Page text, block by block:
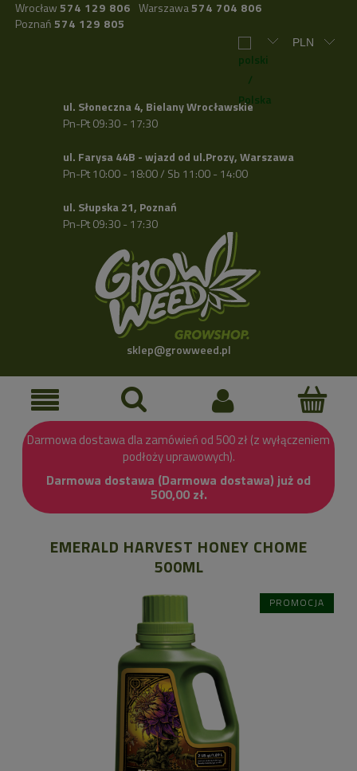
Wrocław 574 129 806 Warszawa574 704 806
Poznań 574 129 805
ul. Słoneczna 4, Bielany Wrocławskie
Pn-Pt 09:30 - 17:30
ul. Farysa 44B - wjazd od ul.Prozy, Warszawa
Pn-Pt 10:00 - 18:00 / Sb 11:00 - 14:00
ul. Słupska 21, Poznań
Pn-Pt 09:30 - 17:30
sklep@growweed.pl
Darmowa dostawa dla zamówień od 500 zł (z wyłączeniem
podłoży uprawowych).
Darmowa dostawa (Darmowa dostawa) już od
500,00 zł.
EMERALD HARVEST HONEY CHOME
500ML
PROMOCJA